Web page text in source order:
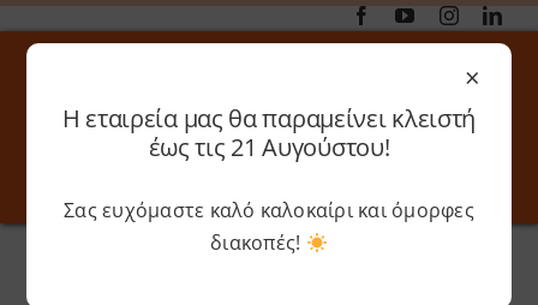
Μετάβαση
στο
Αναζήτηση
Toggle
Online 3D Printing
Toggle
XTool M2 10W – Standalone
×
Η εταιρεία μας θα παραμείνει κλειστή
έως τις 21 Αυγούστου!
Σας ευχόμαστε καλό καλοκαίρι και όμορφες
διακοπές!